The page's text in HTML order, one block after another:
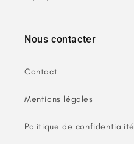
Nous contacter
Contact
Mentions légales
Politique de confidentialité